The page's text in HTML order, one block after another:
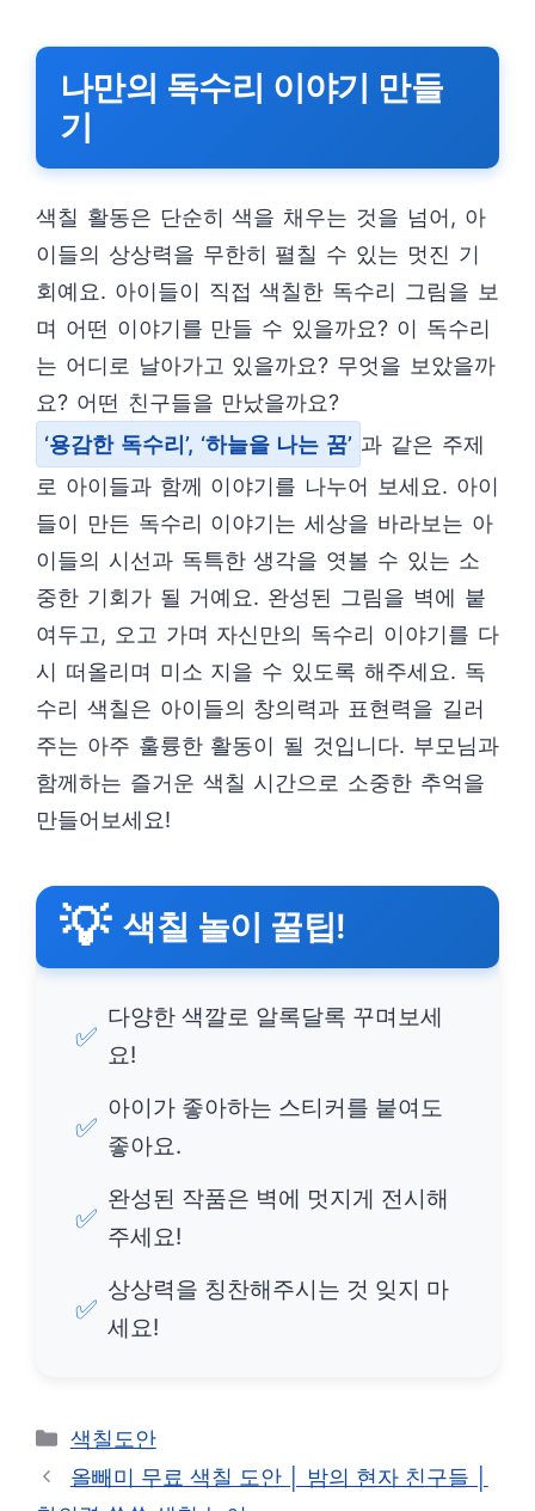
나만의 독수리 이야기 만들
기
색칠 활동은 단순히 색을 채우는 것을 넘어, 아
이들의 상상력을 무한히 펼칠 수 있는 멋진 기
회예요. 아이들이 직접 색칠한 독수리 그림을 보
며 어떤 이야기를 만들 수 있을까요? 이 독수리
는 어디로 날아가고 있을까요? 무엇을 보았을까
요? 어떤 친구들을 만났을까요?
‘용감한 독수리’, ‘하늘을 나는 꿈’ 과 같은 주제
로 아이들과 함께 이야기를 나누어 보세요. 아이
들이 만든 독수리 이야기는 세상을 바라보는 아
이들의 시선과 독특한 생각을 엿볼 수 있는 소
중한 기회가 될 거예요. 완성된 그림을 벽에 붙
여두고, 오고 가며 자신만의 독수리 이야기를 다
시 떠올리며 미소 지을 수 있도록 해주세요. 독
수리 색칠은 아이들의 창의력과 표현력을 길러
주는 아주 훌륭한 활동이 될 것입니다. 부모님과
함께하는 즐거운 색칠 시간으로 소중한 추억을
만들어보세요!
💡 색칠 놀이 꿀팁!
✅
다양한 색깔로 알록달록 꾸며보세
요!
✅
아이가 좋아하는 스티커를 붙여도
좋아요.
✅
완성된 작품은 벽에 멋지게 전시해
주세요!
✅
상상력을 칭찬해주시는 것 잊지 마
세요!
카
테
색칠도안
올빼미 무료 색칠 도안 │ 밤의 현자 친구들 │